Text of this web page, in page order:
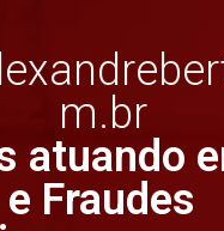
m.br
atuando
Fraudes